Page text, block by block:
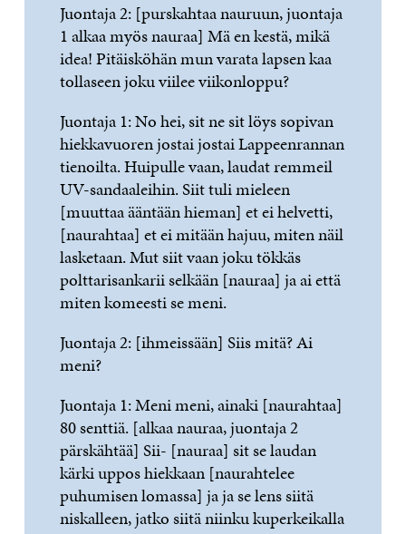
Juontaja 2: [purskahtaa nauruun, juontaja
1 alkaa myös nauraa] Mä en kestä, mikä
idea! Pitäisköhän mun varata lapsen kaa
tollaseen joku viilee viikonloppu?
Juontaja 1: No hei, sit ne sit löys sopivan
hiekkavuoren jostai jostai Lappeenrannan
tienoilta. Huipulle vaan, laudat remmeil
UV-sandaaleihin. Siit tuli mieleen
[muuttaa ääntään hieman] et ei helvetti,
[naurahtaa] et ei mitään hajuu, miten näil
lasketaan. Mut siit vaan joku tökkäs
polttarisankarii selkään [nauraa] ja ai että
miten komeesti se meni.
Juontaja 2: [ihmeissään] Siis mitä? Ai
meni?
Juontaja 1: Meni meni, ainaki [naurahtaa]
80 senttiä. [alkaa nauraa, juontaja 2
pärskähtää] Sii- [nauraa] sit se laudan
kärki uppos hiekkaan [naurahtelee
puhumisen lomassa] ja ja se lens siitä
niskalleen, jatko siitä niinku kuperkeikalla